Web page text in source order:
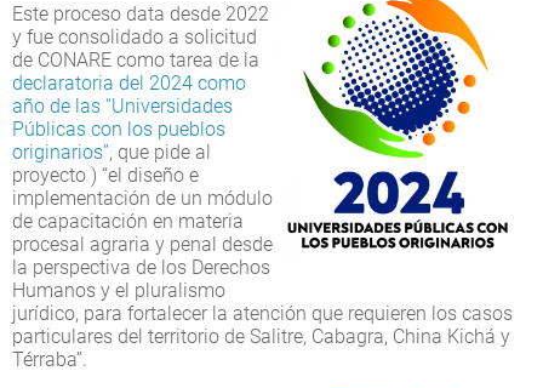
Este proceso data desde 2022
y fue consolidado a solicitud
de CONARE como tarea de la
declaratoria del 2024 como
año de las “Universidades
Públicas con los pueblos
originarios”, que pide al
proyecto ) “el diseño e
implementación de un módulo
de capacitación en materia
procesal agraria y penal desde
la perspectiva de los Derechos
Humanos y el pluralismo
jurídico, para fortalecer la atención que requieren los casos
particulares del territorio de Salitre, Cabagra, China Kichá y
Térraba”.